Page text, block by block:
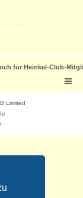
für Heinkel-Club-
Limited